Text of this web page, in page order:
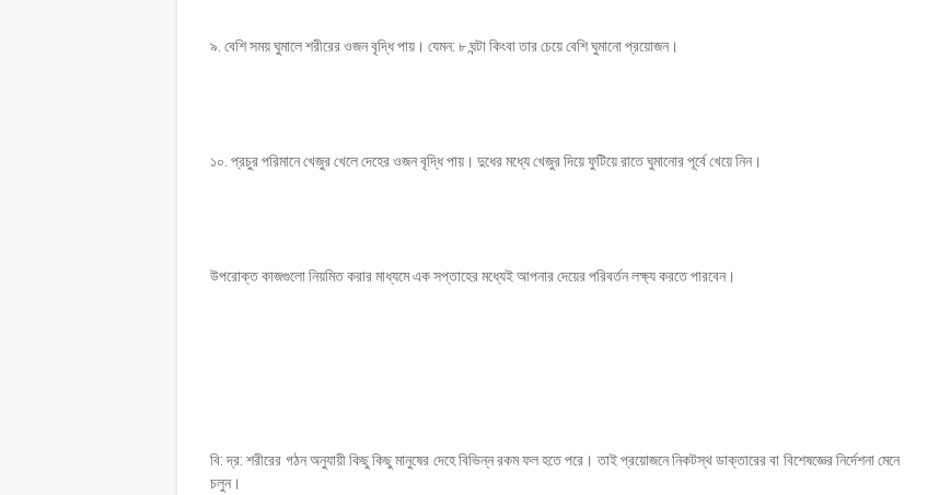
৯. বেশি সময় ঘুমালে শরীরের ওজন বৃদ্ধি পায়। যেমন: ৮ ঘন্টা কিংবা তার চেয়ে বেশি ঘুমানো প্রয়োজন।
১০. প্রচুর পরিমানে খেজুর খেলে দেহের ওজন বৃদ্ধি পায়। দুধের মধ্যে খেজুর দিয়ে ফুটিয়ে রাতে ঘুমানোর পূর্বে খেয়ে নিন।
উপরোক্ত কাজগুলো নিয়মিত করার মাধ্যমে এক সপ্তাহের মধ্যেই আপনার দেয়ের পরিবর্তন লক্ষ্য করতে পারবেন।
বি: দ্র: শরীরের গঠন অনুযায়ী কিছু কিছু মানুষের দেহে বিভিন্ন রকম ফল হতে পরে। তাই প্রয়োজনে নিকটস্থ ডাক্তারের বা বিশেষজ্ঞের নির্দেশনা মেনে
চলুন।